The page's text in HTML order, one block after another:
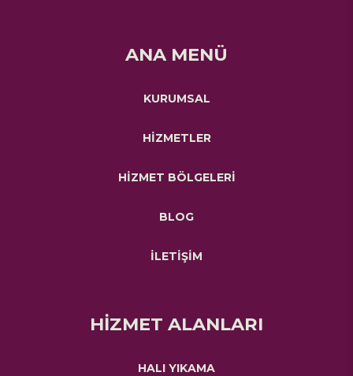
ANA MENÜ
KURUMSAL
HİZMETLER
HİZMET BÖLGELERİ
BLOG
İLETİŞİM
HİZMET ALANLARI
HALI YIKAMA